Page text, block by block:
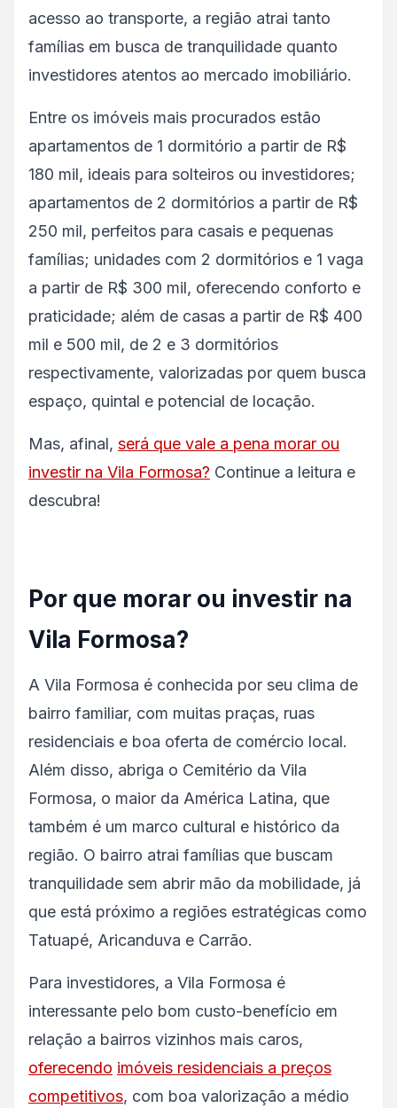
acesso ao transporte, a região atrai tanto
famílias em busca de tranquilidade quanto
investidores atentos ao mercado imobiliário.
Entre os imóveis mais procurados estão
apartamentos de 1 dormitório a partir de R$
180 mil, ideais para solteiros ou investidores;
apartamentos de 2 dormitórios a partir de R$
250 mil, perfeitos para casais e pequenas
famílias; unidades com 2 dormitórios e 1 vaga
a partir de R$ 300 mil, oferecendo conforto e
praticidade; além de casas a partir de R$ 400
mil e 500 mil, de 2 e 3 dormitórios
respectivamente, valorizadas por quem busca
espaço, quintal e potencial de locação.
Mas, afinal, será que vale a pena morar ou
investir na Vila Formosa? Continue a leitura e
descubra!
Por que morar ou investir na
Vila Formosa?
A Vila Formosa é conhecida por seu clima de
bairro familiar, com muitas praças, ruas
residenciais e boa oferta de comércio local.
Além disso, abriga o Cemitério da Vila
Formosa, o maior da América Latina, que
também é um marco cultural e histórico da
região. O bairro atrai famílias que buscam
tranquilidade sem abrir mão da mobilidade, já
que está próximo a regiões estratégicas como
Tatuapé, Aricanduva e Carrão.
Para investidores, a Vila Formosa é
interessante pelo bom custo-benefício em
relação a bairros vizinhos mais caros,
oferecendo imóveis residenciais a preços
competitivos, com boa valorização a médio